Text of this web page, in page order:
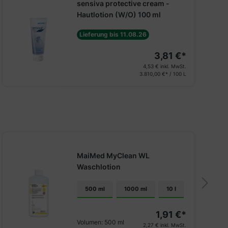
sensiva protective cream -
Hautlotion (W/O) 100 ml
Lieferung bis 11.08.26
3,81 €*
4,53 € inkl. MwSt.
3.810,00 €* / 100 L
MaiMed MyClean WL
Waschlotion
500 ml 1000 ml 10 l
Volumen: 500 ml
1,91 €*
2,27 € inkl. MwSt.